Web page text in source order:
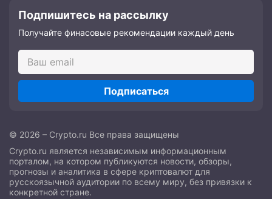
Подпишитесь на рассылку
Получайте финасовые рекомендации каждый день
Подписаться
© 2026 – Crypto.ru Все права защищены
Crypto.ru является независимым информационным
порталом, на котором публикуются новости, обзоры,
прогнозы и аналитика в сфере криптовалют для
русскоязычной аудитории по всему миру, без привязки к
конкретной стране.